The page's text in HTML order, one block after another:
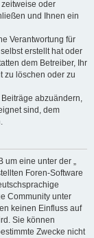
oder
und Ihnen ein
Verantwortung für
erstellt hat oder
dem Betreiber, Ihr
zu löschen oder zu
abzuändern,
sind, dem
um eine unter der „
Foren-Software
Community unter
keinen Einfluss auf
Sie können
Zwecke nicht